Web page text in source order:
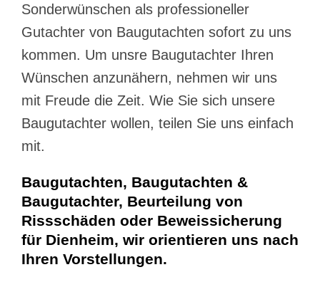
Sonderwünschen als professioneller
Gutachter von Baugutachten sofort zu uns
kommen. Um unsre Baugutachter Ihren
Wünschen anzunähern, nehmen wir uns
mit Freude die Zeit. Wie Sie sich unsere
Baugutachter wollen, teilen Sie uns einfach
mit.
Baugutachten, Baugutachten &
Baugutachter, Beurteilung von
Rissschäden oder Beweissicherung
für Dienheim, wir orientieren uns nach
Ihren Vorstellungen.